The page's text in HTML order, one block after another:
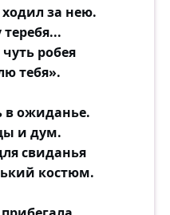
не было?!
мука,
за нею.
теребя...
робея
тебя».
в ожиданье.
и дум.
свиданья
костюм.